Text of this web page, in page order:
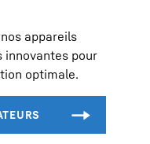
appareils
innovantes pour
optimale.